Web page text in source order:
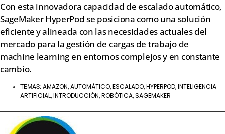
Con esta innovadora capacidad de escalado automático,
SageMaker HyperPod se posiciona como una solución
eficiente y alineada con las necesidades actuales del
mercado para la gestión de cargas de trabajo de
machine learning en entornos complejos y en constante
cambio.
TEMAS: AMAZON, AUTOMÁTICO, ESCALADO, HYPERPOD, INTELIGENCIA
ARTIFICIAL, INTRODUCCIÓN, ROBÓTICA, SAGEMAKER